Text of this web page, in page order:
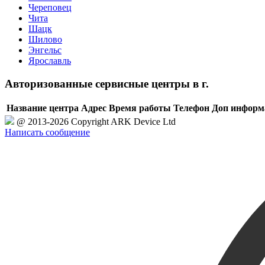
Череповец
Чита
Шацк
Шилово
Энгельс
Ярославль
Авторизованные сервисные центры в г.
Название центра Адрес Время работы Телефон Доп
@ 2013-2026 Copyright ARK Device Ltd
Написать сообщение